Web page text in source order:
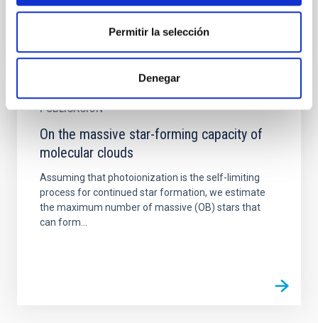
Permitir la selección
Denegar
PUBLICACIÓN
On the massive star-forming capacity of
molecular clouds
Assuming that photoionization is the self-limiting
process for continued star formation, we estimate
the maximum number of massive (OB) stars that
can form...